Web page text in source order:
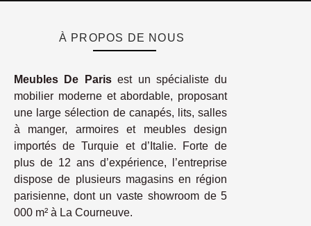
À PROPOS DE NOUS
Meubles De Parisest un spécialiste du
mobilier moderne et abordable, proposant
une large sélection de canapés, lits, salles
à manger, armoires et meubles design
importés de Turquie et d’Italie. Forte de
plus de 12 ans d’expérience, l’entreprise
dispose de plusieurs magasins en région
parisienne, dont un vaste showroom de 5
000 m² à La Courneuve.